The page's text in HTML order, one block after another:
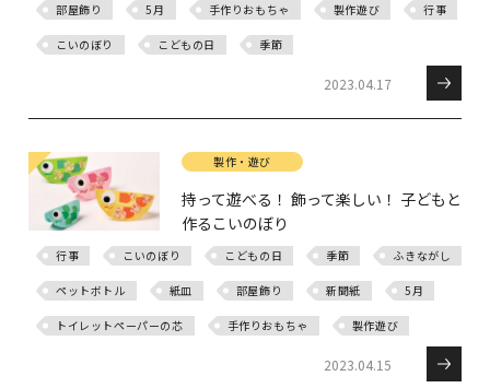
部屋飾り 5月 手作りおもちゃ 製作遊び 行事
こいのぼり こどもの日 季節
2023.04.17
製作・遊び
持って遊べる！ 飾って楽しい！ 子どもと
作るこいのぼり
行事 こいのぼり こどもの日 季節 ふきながし
ペットボトル 紙皿 部屋飾り 新聞紙 5月
トイレットペーパーの芯 手作りおもちゃ 製作遊び
2023.04.15